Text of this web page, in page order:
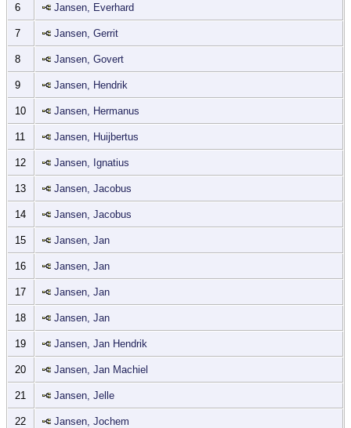
6 Jansen, Everhard
7 Jansen, Gerrit
8 Jansen, Govert
9 Jansen, Hendrik
10 Jansen, Hermanus
11 Jansen, Huijbertus
12 Jansen, Ignatius
13 Jansen, Jacobus
14 Jansen, Jacobus
15 Jansen, Jan
16 Jansen, Jan
17 Jansen, Jan
18 Jansen, Jan
19 Jansen, Jan Hendrik
20 Jansen, Jan Machiel
21 Jansen, Jelle
22 Jansen, Jochem